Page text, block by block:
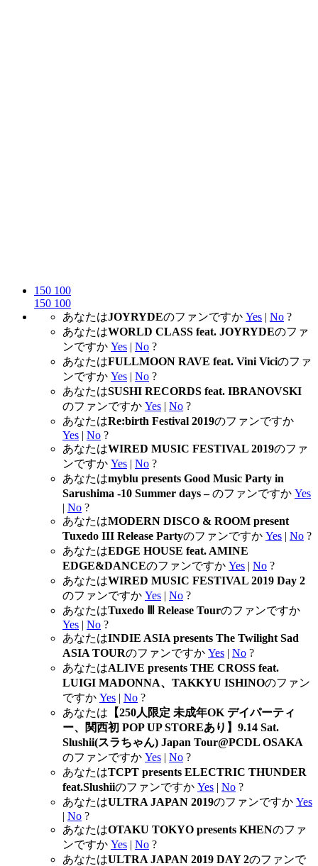
150 100
150 100
あなたはJOYRYDEのファンですか Yes | No ?
あなたはWORLD CLASS feat. JOYRYDEのファ
ンですか Yes | No ?
あなたはFULLMOON RAVE feat. Vini Viciのファ
ンですか Yes | No ?
あなたはSUSHI RECORDS feat. IBRANOVSKI
のファンですか Yes | No ?
あなたはRe:birth Festival 2019のファンですか
Yes | No ?
あなたはWIRED MUSIC FESTIVAL 2019のファ
ンですか Yes | No ?
あなたはmyblu presents Good Music Party in
Sarushima -10 Summer days –のファンですか Yes
| No ?
あなたはMODERN DISCO & ROOM present
Tuxedo III Release Partyのファンですか Yes | No ?
あなたはEDGE HOUSE feat. AMINE
EDGE&DANCEのファンですか Yes | No ?
あなたはWIRED MUSIC FESTIVAL 2019 Day 2
のファンですか Yes | No ?
あなたはTuxedo Ⅲ Release Tourのファンですか
Yes | No ?
あなたはINDIE ASIA presents The Twilight Sad
ASIA TOURのファンですか Yes | No ?
あなたはALIVE presents THE CROSS feat.
LUIGI MADONNA、TAKKYU ISHINOのファン
ですか Yes | No ?
あなたは 【250人限定 未成年OK デイパーティ
ー、関西初 POP UP STOREあり】9.14 Sat.
Slushii(スラちゃん) Japan Tour@PCDL OSAKA
のファンですか Yes | No ?
あなたはTCPT presents ELECTRIC THUNDER
feat.Slushiiのファンですか Yes | No ?
あなたはULTRA JAPAN 2019のファンですか Yes
| No ?
あなたはOTAKU TOKYO presents KHENのファ
ンですか Yes | No ?
あなたはULTRA JAPAN 2019 DAY 2のファンで